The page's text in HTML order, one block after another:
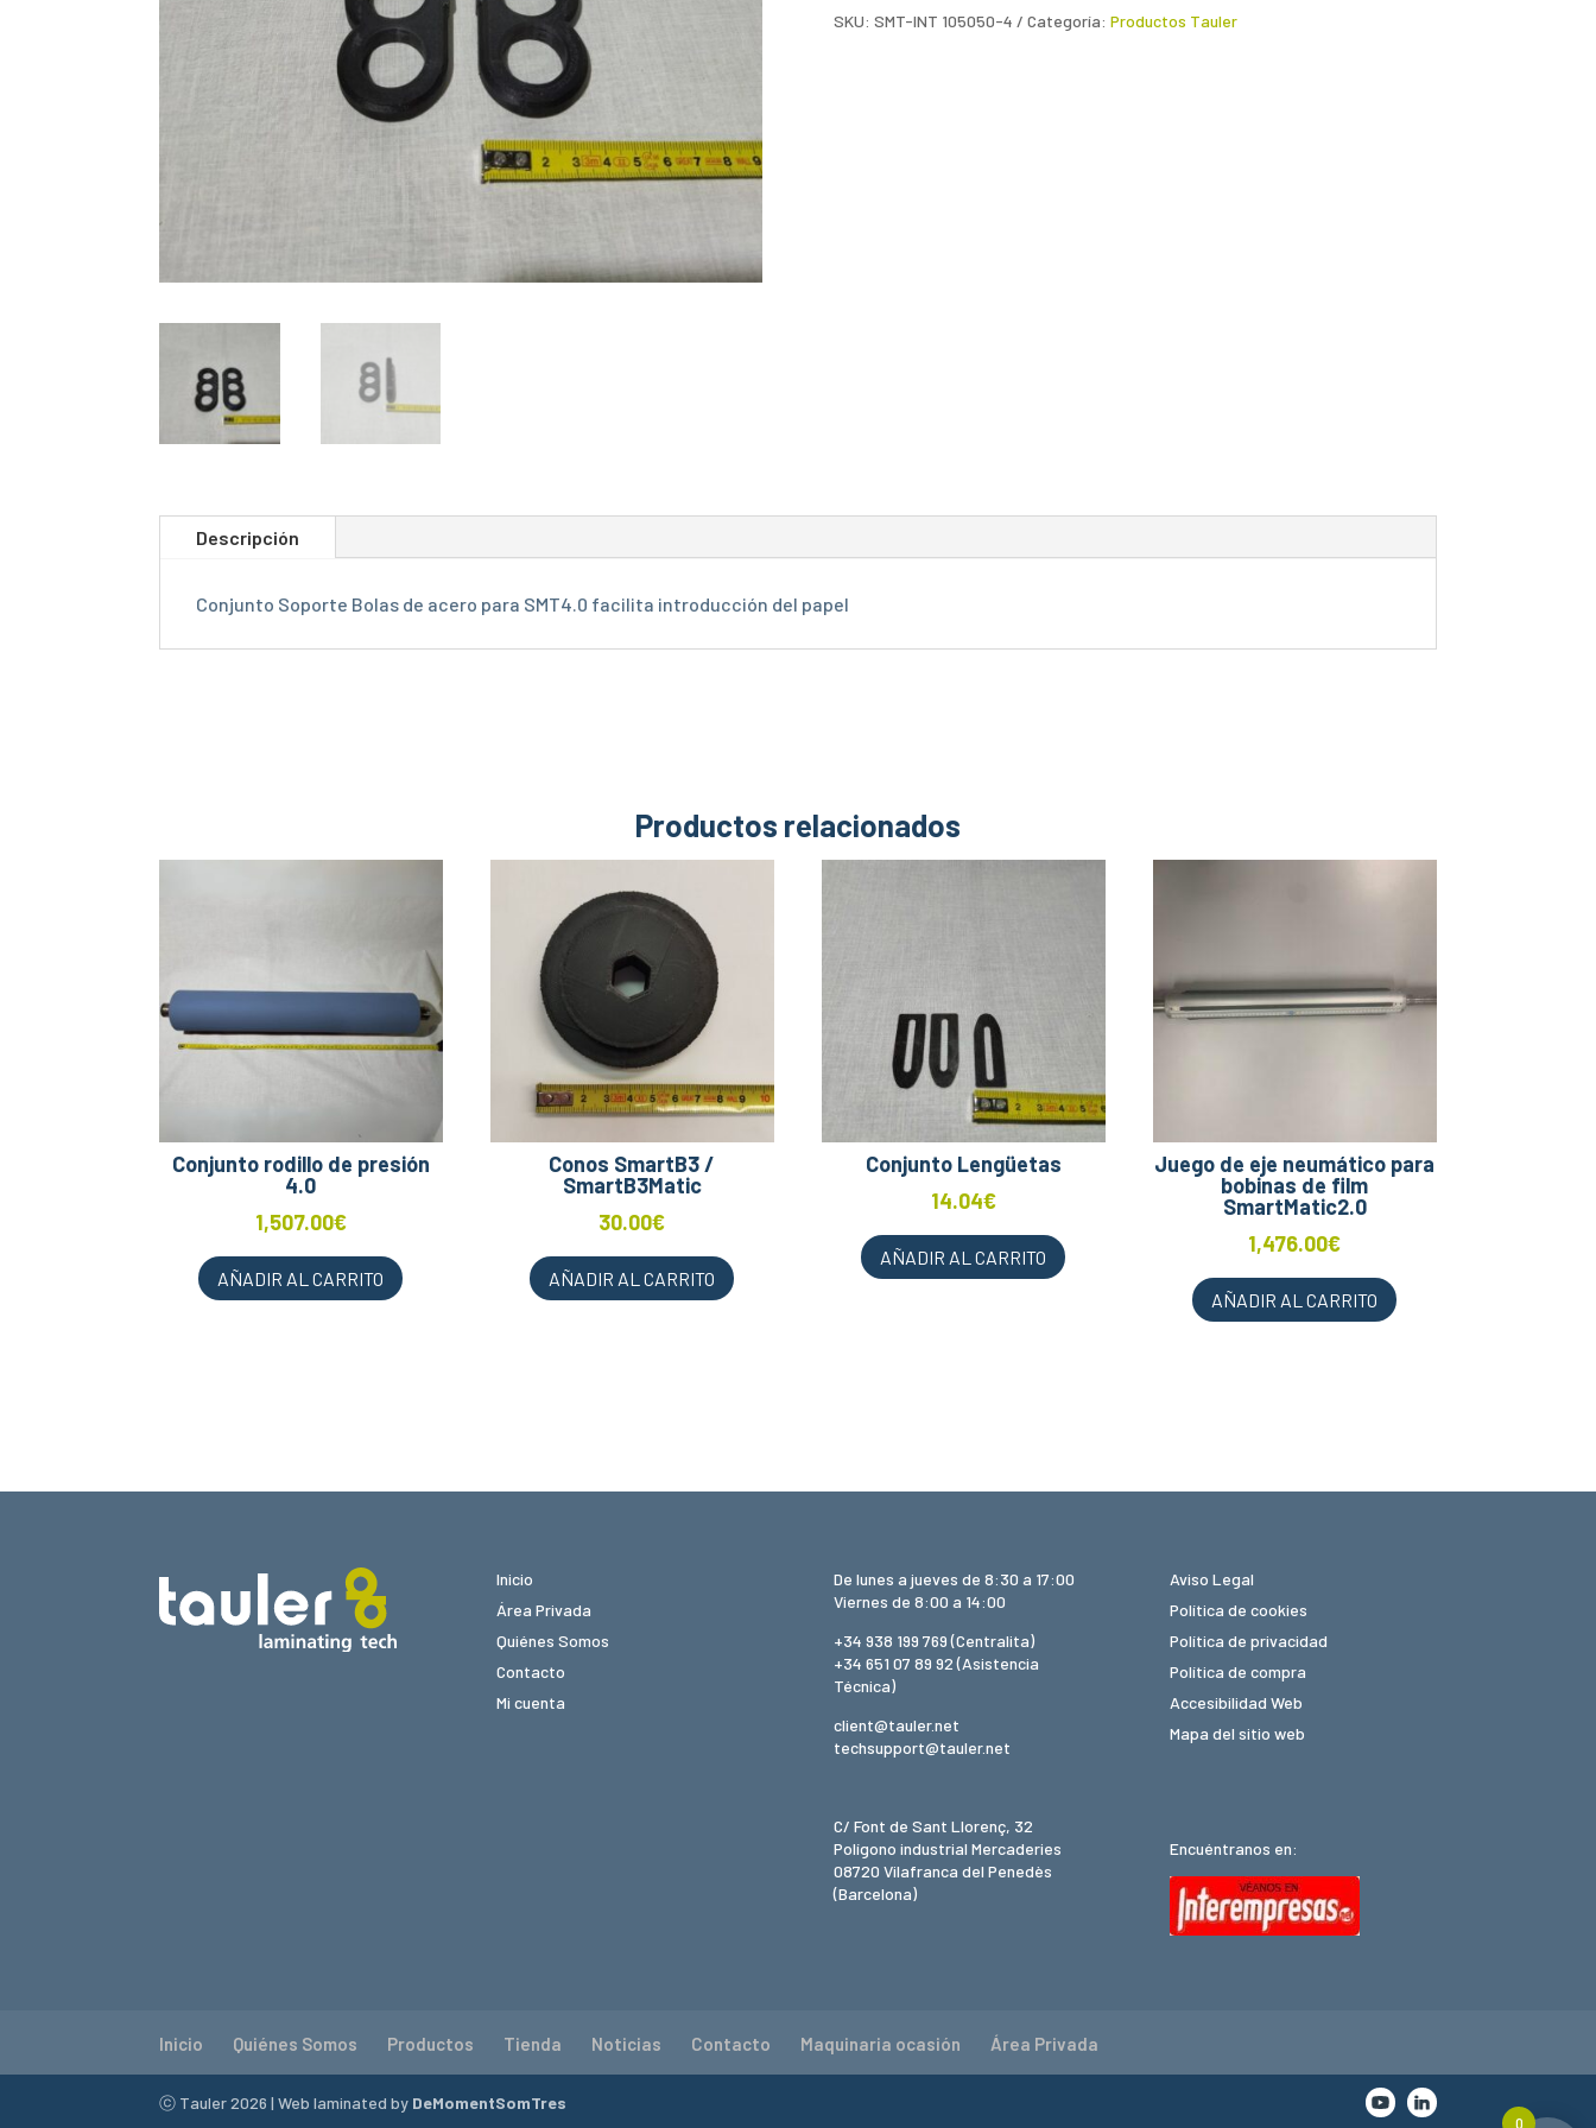
SKU: SMT-INT 105050-4 Categoría: Productos Tauler
Descripción
Conjunto Soporte Bolas de acero para SMT4.0 facilita introducción del papel
Productos relacionados
Conjunto rodillo de presión
4.0
1,507.00€
AÑADIR AL CARRITO
Conos SmartB3 /
SmartB3Matic
30.00€
AÑADIR AL CARRITO
Conjunto Lengüetas
14.04€
AÑADIR AL CARRITO
Juego de eje neumático para
bobinas de film
SmartMatic2.0
1,476.00€
AÑADIR AL CARRITO
Inicio
Área Privada
Quiénes Somos
Contacto
Mi cuenta
De lunes a jueves de 8:30 a 17:00
Viernes de 8:00 a 14:00
+34 938 199 769(Centralita)
+34 651 07 89 92(Asistencia
Técnica)
client@tauler.net
techsupport@tauler.net
C/ Font de Sant Llorenç, 32
Polígono industrial Mercaderies
08720 Vilafranca del Penedès
(Barcelona)
Aviso Legal
Política de cookies
Política de privacidad
Política de compra
Accesibilidad Web
Mapa del sitio web
Encuéntranos en:
Inicio Quiénes Somos Productos Tienda Noticias Contacto Maquinaria ocasión Área Privada
ⓒ Tauler2026 | Web laminated by DeMomentSomTres
0